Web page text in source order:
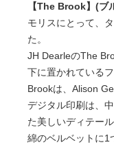
【The Brook】(ブ
モリスにとって、
た。
JH DearleのThe
下に置かれている
Brookは、Alison
デジタル印刷は、
た美しいディテー
綿のベルベットに1